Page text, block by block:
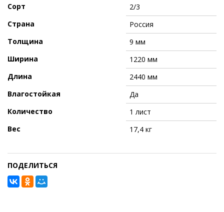
Сорт
2/3
Страна
Россия
Толщина
9 мм
Ширина
1220 мм
Длина
2440 мм
Влагостойкая
Да
Количество
1 лист
Вес
17,4 кг
ПОДЕЛИТЬСЯ